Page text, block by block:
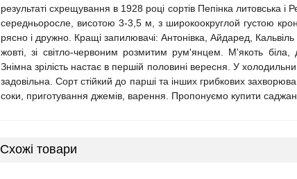
результаті схрещування в 1928 році сортів Пепінка литовська
середньоросле, висотою 3-3,5 м, з широкоокруглой густою
рясно і дружно. Кращі запилювачі: Антонівка, Айдаред,
жовті, зі світло-червоним розмитим рум'янцем. М'якоть біла,
Знімна зрілість настає в першій половині вересня. У
задовільна. Сорт стійкий до парші та інших грибкових
соки, приготування джемів, варення. Пропонуємо купити
Схожі товари